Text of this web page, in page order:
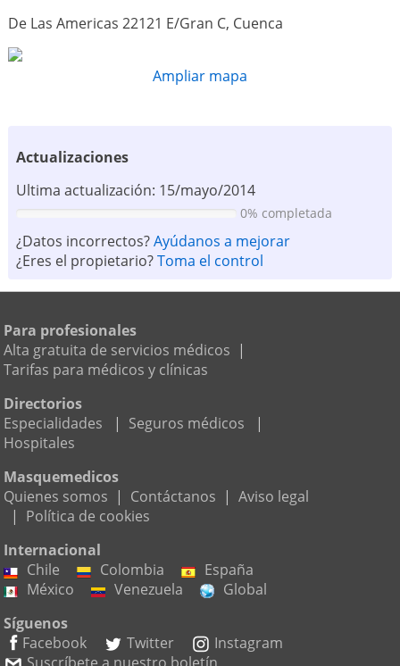
De Las Americas 22121 E/Gran C, Cuenca
Ampliar mapa
Actualizaciones
Ultima actualización: 15/mayo/2014
0% completada
¿Datos incorrectos?Ayúdanos a mejorar
¿Eres el propietario?Toma el control
Para profesionales
Alta gratuita de servicios médicos |
Tarifas para médicos y clínicas
Directorios
Especialidades
| Seguros médicos
|
Hospitales
Masquemedicos
Quienes somos | Contáctanos | Aviso legal
| Política de cookies
Internacional
Chile
Colombia
España
México
Venezuela
Global
Síguenos
Facebook
Twitter
Instagram